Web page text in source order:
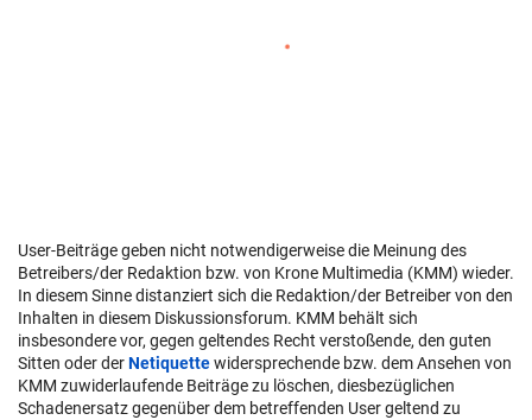
User-Beiträge geben nicht notwendigerweise die Meinung des
Betreibers/der Redaktion bzw. von Krone Multimedia (KMM) wieder.
In diesem Sinne distanziert sich die Redaktion/der Betreiber von den
Inhalten in diesem Diskussionsforum. KMM behält sich
insbesondere vor, gegen geltendes Recht verstoßende, den guten
Sitten oder derNetiquettewidersprechende bzw. dem Ansehen von
KMM zuwiderlaufende Beiträge zu löschen, diesbezüglichen
Schadenersatz gegenüber dem betreffenden User geltend zu